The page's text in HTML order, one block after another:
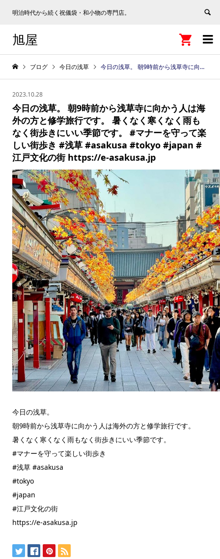
明治時代から続く祝儀袋・和小物の専門店。

旭屋 
ブログ 今日の浅草 今日の浅草。 朝9時前から浅草寺に向かう人は海外の方と修学旅行です。 暑くなく寒くなく雨もなく街歩きにいい季節です。 #マナーを守って楽しい街歩き #浅草 #asakusa #tokyo #japan #江戸文化の街 https://e-asakusa.jp
2023.10.28
今日の浅草。 朝9時前から浅草寺に向かう人は海
外の方と修学旅行です。 暑くなく寒くなく雨も
なく街歩きにいい季節です。 #マナーを守って楽
しい街歩き #浅草 #asakusa #tokyo #japan #
江戸文化の街 https://e-asakusa.jp
今日の浅草。
朝9時前から浅草寺に向かう人は海外の方と修学旅行です。
暑くなく寒くなく雨もなく街歩きにいい季節です。
#マナーを守って楽しい街歩き
#浅草 #asakusa
#tokyo
#japan
#江戸文化の街
https://e-asakusa.jp